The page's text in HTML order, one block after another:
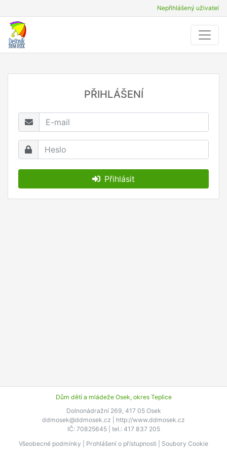
Nepřihlášený uživatel
PŘIHLÁŠENÍ
Přihlásit
Dům dětí a mládeže Osek, okres Teplice
Dolnonádražní 269, 417 05 Osek
ddmosek@ddmosek.cz | http://www.ddmosek.cz
IČ: 70825645 | tel.: 417 837 205
Všeobecné podmínky
Prohlášení o přístupnosti Soubory Cookie